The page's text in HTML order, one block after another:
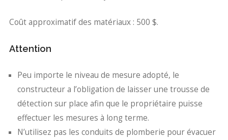
Coût approximatif des matériaux : 500 $.
Attention
Peu importe le niveau de mesure adopté, le
constructeur a l’obligation de laisser une trousse de
détection sur place afin que le propriétaire puisse
effectuer les mesures à long terme.
N’utilisez pas les conduits de plomberie pour évacuer